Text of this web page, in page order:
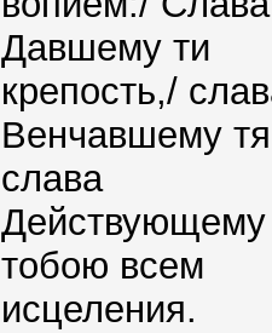
Давшему ти
крепость,/
Венчавшему
слава
Действующему
тобою всем
исцеления.